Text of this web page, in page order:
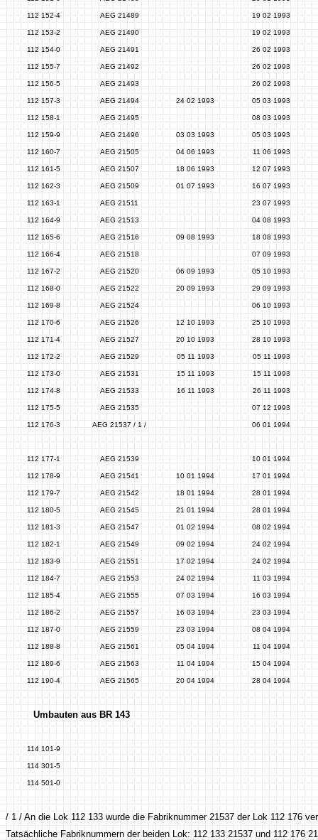
112 152-4 AEG 21489 19 02 1993
112 153-2 AEG 21490 19 02 1993
112 154-0 AEG 21491 26 02 1993
112 155-7 AEG 21492 26 02 1993
112 156-5 AEG 21493 26 02 1993
112 157-3 AEG 21494 24 02 1993 05 03 1993
112 158-1 AEG 21495 08 03 1993
112 159-9 AEG 21496 03 03 1993 05 03 1993
112 160-7 AEG 21505 04 06 1993 11 06 1993
112 161-5 AEG 21507 18 06 1993 12 07 1993
112 162-3 AEG 21509 01 07 1993 16 07 1993
112 163-1 AEG 21511 23 07 1993
112 164-9 AEG 21513 04 08 1993
112 165-6 AEG 21516 09 08 1993 18 08 1993
112 166-4 AEG 21518 07 09 1993
112 167-2 AEG 21520 06 09 1993 05 10 1993
112 168-0 AEG 21522 20 09 1993 29 09 1993
112 169-8 AEG 21524 06 10 1993
112 170-6 AEG 21526 12 10 1993 25 10 1993
112 171-4 AEG 21527 20 10 1993 28 10 1993
112 172-2 AEG 21529 05 11 1993 05 11 1993
112 173-0 AEG 21531 15 11 1993 15 11 1993
112 174-8 AEG 21533 16 11 1993 26 11 1993
112 175-5 AEG 21535 07 12 1993
112 176-3 AEG 21537 / 1 / 06 01 1994
112 177-1 AEG 21539 10 01 1994
112 178-9 AEG 21541 10 01 1994 17 01 1994
112 179-7 AEG 21542 18 01 1994 28 01 1994
112 180-5 AEG 21545 21 01 1994 28 01 1994
112 181-3 AEG 21547 01 02 1994 08 02 1994
112 182-1 AEG 21549 09 02 1994 24 02 1994
112 183-9 AEG 21551 17 02 1994 24 02 1994
112 184-7 AEG 21553 24 02 1994 11 03 1994
112 185-4 AEG 21555 07 03 1994 16 03 1994
112 186-2 AEG 21557 16 03 1994 23 03 1994
112 187-0 AEG 21559 23 03 1994 08 04 1994
112 188-8 AEG 21561 05 04 1994 11 04 1994
112 189-6 AEG 21563 11 04 1994 15 04 1994
112 190-4 AEG 21565 20 04 1994 28 04 1994
Umbauten aus BR 143
114 101-9
114 301-5
114 501-0
/ 1 / An die Lok 112 133 wurde die Fabriknummer 21537 der Lok 112 176
Tatsächliche Fabriknummern der beiden Lok: 112 133 21537 und 112 176